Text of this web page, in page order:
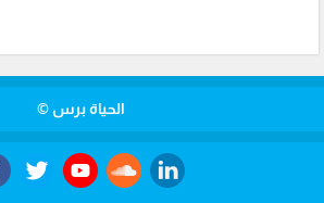
الحياة برس ©